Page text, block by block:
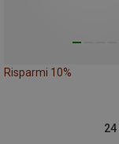
Risparmi 10%